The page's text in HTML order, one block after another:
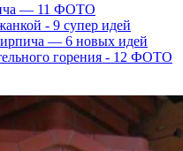
— 11 ФОТО
- 9 супер идей
— 6 новых идей
горения - 12 ФОТО